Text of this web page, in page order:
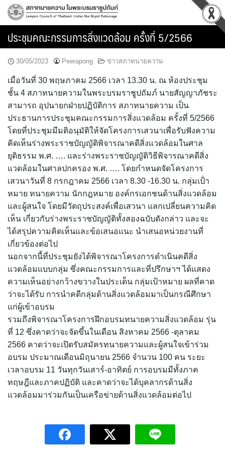
Skip
ประชุมคณะกรรมการสิ่งแวดล้อม ครั้งที่ 5/2566
30/05/2023 Peerapong ข่าวสภาทนายความ
เมื่อวันที่ 30 พฤษภาคม 2566 เวลา 13.30 น. ณ ห้องประชุม
ชั้น 4 สภาทนายความในพระบรมราชูปถัมภ์ นายสัญญาภัชระ
สามารถ อุปนายกฝ่ายปฏิบัติการ สภาทนายความ เป็น
ประธานการประชุมคณะกรรมการสิ่งแวดล้อม ครั้งที่ 5/2566
โดยที่ประชุมมีมติอนุมัติให้จัดโครงการเสวนาเพื่อรับฟังความ
คิดเห็นร่างพระราชบัญญัติพิจารณาคดีสิ่งแวดล้อมในศาล
ยุติธรรม พ.ศ. …. และร่างพระราชบัญญัติวิธีพิจารณาคดีสิ่ง
แวดล้อมในศาลปกครอง พ.ศ. …. โดยกำหนดจัดโครงการ
เสวนาวันที่ 8 กรกฎาคม 2566 เวลา 8.30 -16.30 น. กลุ่มเป้่า
หมาย ทนายความ นักกฎหมาย องค์กรเอกชนด้านสิ่งแวดล้อม
และผู้สนใจ โดยมีวัตถุประสงค์เพื่อเสวนา แลกเปลี่ยนความคิด
เห็น เกี่ยวกับร่างพระราชบัญญัติทั้งสองฉบับดังกล่าว และจะ
ได้สรุปความคิดเห็นและข้อเสนอแนะ นำเสนอหน่วยงานที่
เกี่ยวข้องต่อไป
นอกจากนี้ที่ประชุมยังได้พิจารณาโครงการดำเนินคดีสิ่ง
แวดล้อมแบบกลุ่ม ซึ่งคณะกรรมการและที่ปรึกษาฯ ได้แสดง
ความเห็นอย่างกว้างขวางในประเด็น กลุ่มเป้าหมาย ผลที่คาด
ว่าจะได้รับ การนำคดีกลุ่มด้านสิ่งแวดล้อมมาเป็นกรณีศึกษา
แก่ผู้เข้าอบรม
รวมถึงพิจารณาโครงการฝึกอบรมทนายความสิ่งแวดล้อม รุ่น
ที่ 12 ซึ่งคาดว่าจะจัดขึ้นในเดือน สิงหาคม 2566 -ตุลาคม
2566 คาดว่าจะเปิดรับสมัครทนายความและผู้สนใจเข้าร่วม
อบรม ประมาณเดือนมิถุนายน 2566 จำนวน 100 คน ระยะ
เวลาอบรม 11 วันทุกวันเสาร์-อาทิตย์ การอบรมมีทั้งภาค
ทฤษฎีและภาคปฏิบัติ และคาดว่าจะได้บุคลากรด้านสิ่ง
แวดล้อมมาร่วมกันเป็นเครือข่ายด้านสิ่งแวดล้อมต่อไป